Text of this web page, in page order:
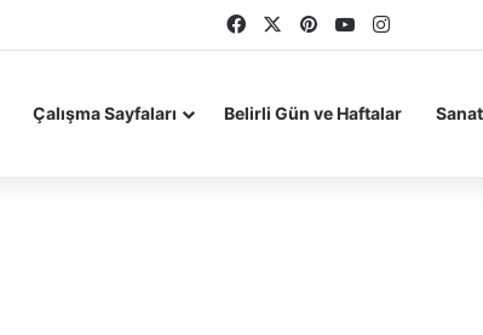
FacebookPinterestYouTubeInstagram
Çalışma Sayfaları Belirli Gün ve Haftalar